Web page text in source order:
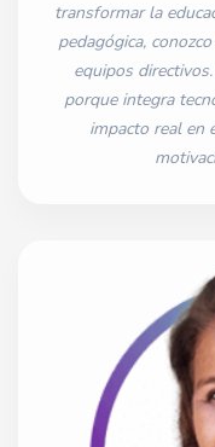
transformar la
pedagógica,
equipos
porque integra
impacto real en